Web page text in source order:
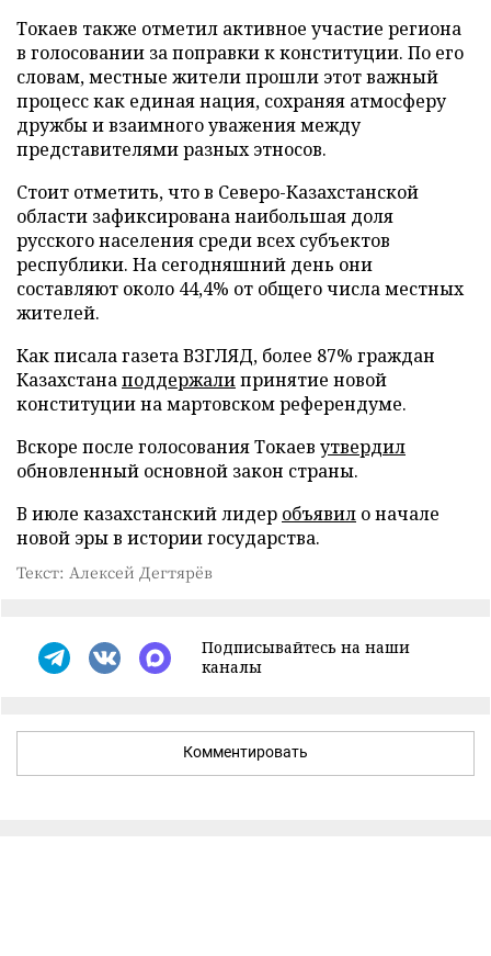
Токаев также отметил активное участие региона
в голосовании за поправки к конституции. По его
словам, местные жители прошли этот важный
процесс как единая нация, сохраняя атмосферу
дружбы и взаимного уважения между
представителями разных этносов.
Стоит отметить, что в Северо-Казахстанской
области зафиксирована наибольшая доля
русского населения среди всех субъектов
республики. На сегодняшний день они
составляют около 44,4% от общего числа местных
жителей.
Как писала газета ВЗГЛЯД, более 87% граждан
Казахстанаподдержалипринятие новой
конституции на мартовском референдуме.
Вскоре после голосования Токаев утвердил
обновленный основной закон страны.
В июле казахстанский лидер объявил о начале
новой эры в истории государства.
Текст: Алексей Дегтярёв
Подписывайтесь на наши
каналы
Комментировать